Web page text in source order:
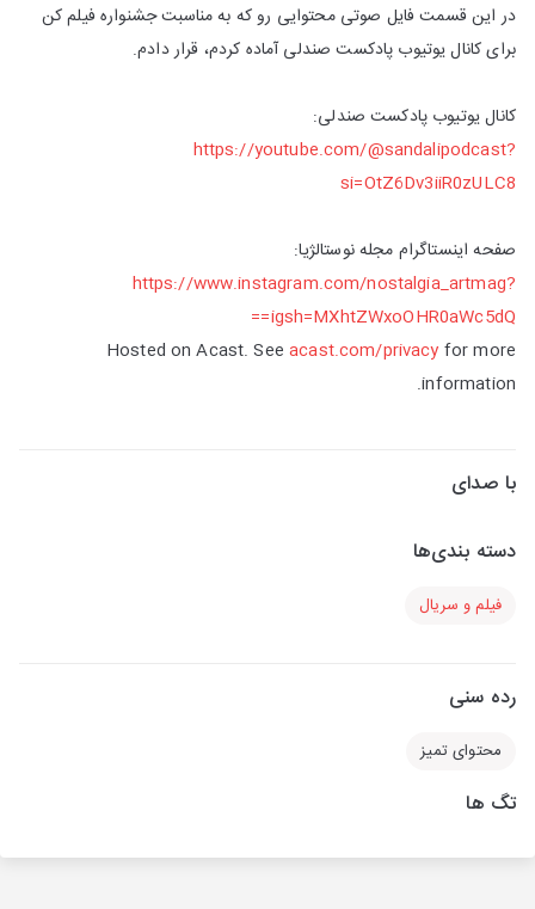
در این قسمت فایل صوتی محتوایی رو که به مناسبت جشنواره فیلم کن
برای کانال یوتیوب پادکست صندلی آماده کردم، قرار دادم.
کانال یوتیوب پادکست صندلی:
https://youtube.com/@sandalipodcast?
si=OtZ6Dv3iiR0zULC8
صفحه اینستاگرام مجله نوستالژیا:
https://www.instagram.com/nostalgia_artmag?
igsh=MXhtZWxoOHR0aWc5dQ==
Hosted on Acast. Seeacast.com/privacy for more
information.
با صدای
دسته بندی‌ها
فیلم و سریال
رده سنی
محتوای تمیز
تگ ها